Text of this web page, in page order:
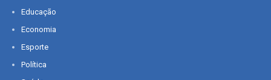
Educação
Economia
Esporte
Política